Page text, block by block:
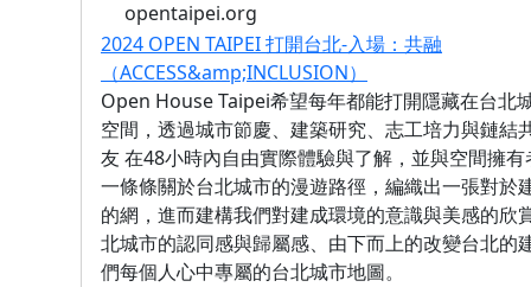
opentaipei.org
2024 OPEN TAIPEI 打開台北-入場：共融
（ACCESS&amp;INCLUSION）
Open House Taipei希望每年都能打開隱藏在台北
空間，透過城市節慶、建築研究、志工培力與鏈結
友 在48小時內自由實際體驗與了解，並與空間擁
一條條關於台北城市的漫遊路徑，編織出一張對於
的網，進而建構我們對建成環境的意識與美感的欣
北城市的認同感與歸屬感、由下而上的改變台北的
們每個人心中專屬的台北城市地圖。